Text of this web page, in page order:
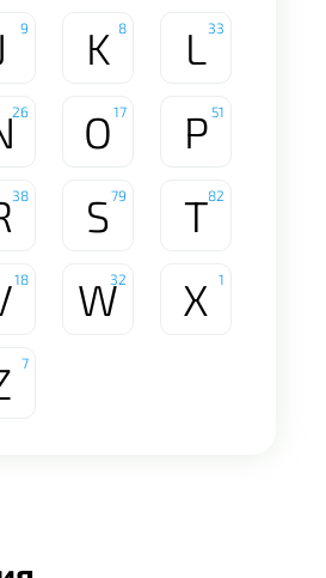
J 9 K 8 L 33
26 O 17 P 51
38 S79 T82
18 W32 X 1
7